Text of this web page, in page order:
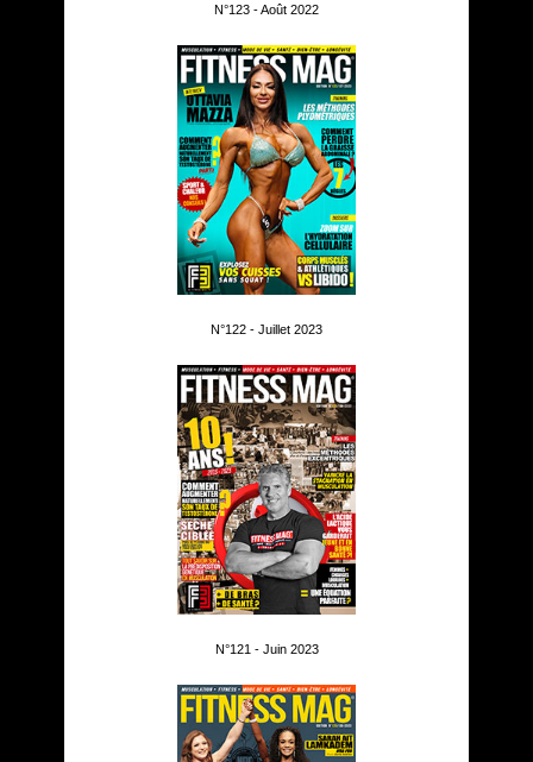
N°123 - Août 2022
N°122 - Juillet 2023
N°121 - Juin 2023